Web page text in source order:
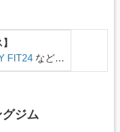
FIT24 など…
ジム